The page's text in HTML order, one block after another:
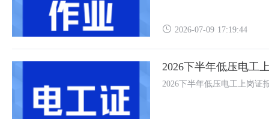
2026-07-09 17:19:44
2026下半年低压电工
2026下半年低压电工上岗证